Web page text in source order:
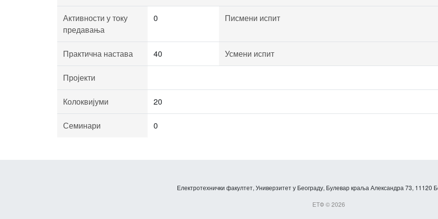
Активности у току
предавања
0 Писмени испит
Практична настава 40 Усмени испит
Пројекти
Колоквијуми 20
Семинари 0
Електротехнички факултет, Универзитет у Београду, Булевар краља Александра 73, 11120
ЕТФ © 2026